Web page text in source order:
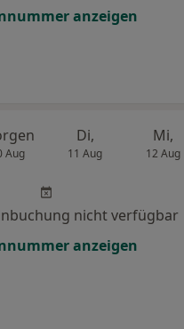
anzeigen
Aug
Di,
11 Aug
Mi,
12 Aug
nicht verfügbar
anzeigen